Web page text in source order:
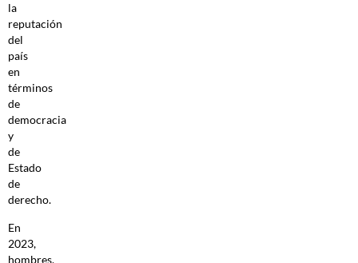
la
reputación
del
país
en
términos
de
democracia
y
de
Estado
de
derecho.
En
2023,
hombres,